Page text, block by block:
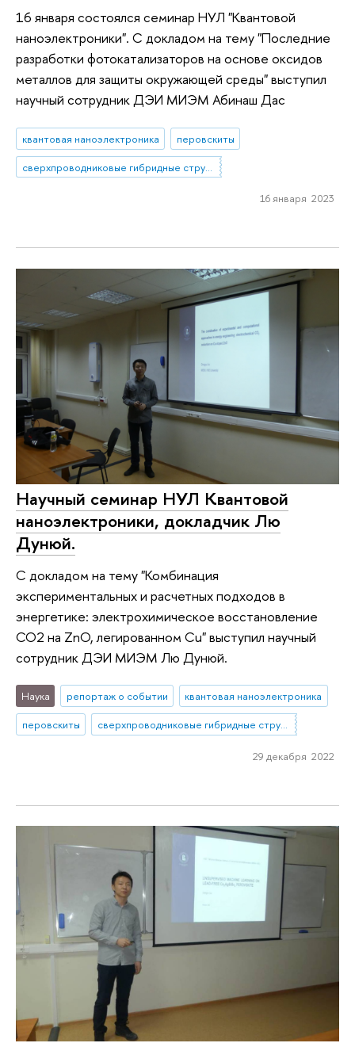
16 января состоялся семинар НУЛ "Квантовой
наноэлектроники". С докладом на тему "Последние
разработки фотокатализаторов на основе оксидов
металлов для защиты окружающей среды" выступил
научный сотрудник ДЭИ МИЭМ Абинаш Дас
квантовая наноэлектроника
перовскиты
сверхпроводниковые гибридные структуры
16 января 2023
Научный семинар НУЛ Квантовой
наноэлектроники, докладчик Лю
Дунюй.
С докладом на тему "Комбинация
экспериментальных и расчетных подходов в
энергетике: электрохимическое восстановление
CO2 на ZnO, легированном Cu" выступил научный
сотрудник ДЭИ МИЭМ Лю Дунюй.
Наука репортаж о событии
квантовая наноэлектроника
перовскиты
сверхпроводниковые гибридные структуры
29 декабря 2022